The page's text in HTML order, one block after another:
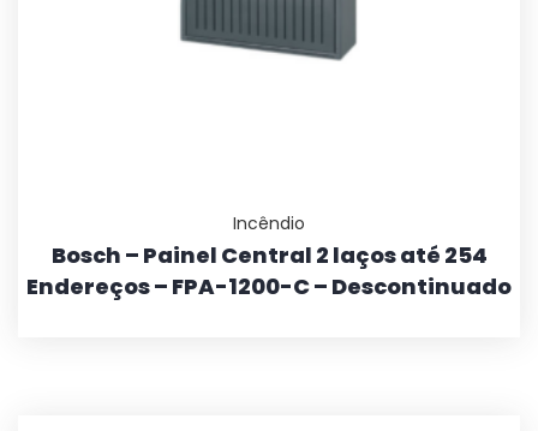
Incêndio
Bosch – Painel Central 2 laços até 254
Endereços – FPA-1200-C – Descontinuado